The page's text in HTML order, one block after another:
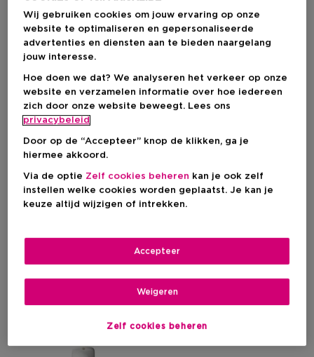
BENEFIT COSMETICS
The Porefessional All-In-One Mask Wand
BENEFIT COSMETICS
The Porefessional Good Cleanup
Vanaf
Wij gebruiken cookies om jouw ervaring op onze
website te optimaliseren en gepersonaliseerde
advertenties en diensten aan te bieden naargelang
jouw interesse.
Hoe doen we dat? We analyseren het verkeer op onze
website en verzamelen informatie over hoe iedereen
zich door onze website beweegt. Lees ons
privacybeleid
Door op de “Accepteer” knop de klikken, ga je
hiermee akkoord.
Via de optie Zelf cookies beheren kan je ook zelf
instellen welke cookies worden geplaatst. Je kan je
keuze altijd wijzigen of intrekken.
Zelf cookies beheren
Weigeren
Accepteer